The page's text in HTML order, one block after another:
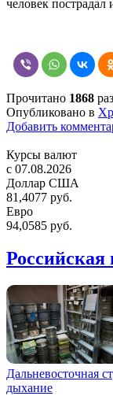
человек пострадал
Прочитано 1868 раз
Опубликовано в
Добавить
Курсы валют
c 07.08.2026
Доллар США
81,4077 руб.
Евро
94,0585 руб.
Российская
Дальневосточная
дыхание